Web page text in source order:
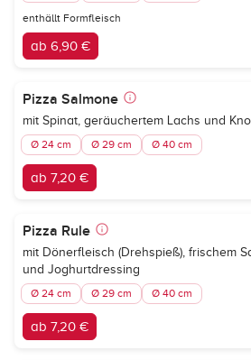
enthällt Formfleisch
ab 6,90 €
Pizza Salmone
mit Spinat, geräuchertem Lachs und
Ø 24 cm Ø 29 cm Ø 40 cm
ab 7,20 €
Pizza Rule
mit Dönerfleisch (Drehspieß), frischem
und Joghurtdressing
Ø 24 cm Ø 29 cm Ø 40 cm
ab 7,20 €